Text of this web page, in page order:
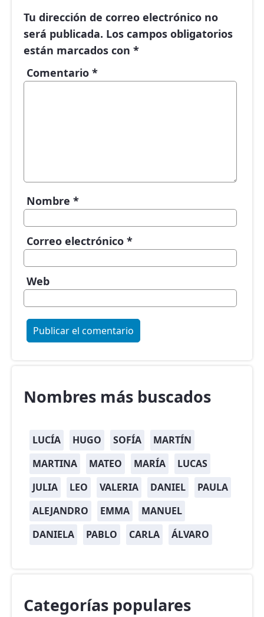
Tu dirección de correo electrónico no
será publicada. Los campos obligatorios
están marcados con *
Comentario *
Nombre *
Correo electrónico *
Web
Nombres más buscados
LUCÍA HUGO SOFÍA
MARTÍN
MARTINA
MATEO MARÍA
LUCAS
JULIA
LEO VALERIA DANIEL
PAULA
ALEJANDRO
EMMA
MANUEL
DANIELA
PABLO CARLA ÁLVARO
Categorías populares